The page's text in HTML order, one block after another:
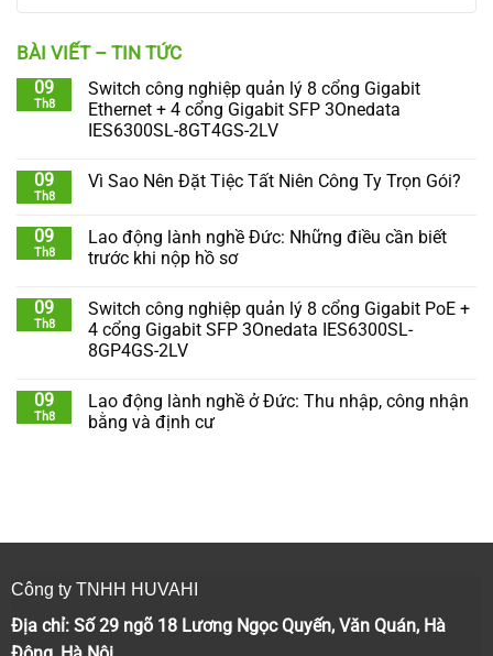
BÀI VIẾT – TIN TỨC
09
Th8
Switch công nghiệp quản lý 8 cổng Gigabit
Ethernet + 4 cổng Gigabit SFP 3Onedata
IES6300SL-8GT4GS-2LV
09
Th8
Vì Sao Nên Đặt Tiệc Tất Niên Công Ty Trọn Gói?
09
Th8
Lao động lành nghề Đức: Những điều cần biết
trước khi nộp hồ sơ
09
Th8
Switch công nghiệp quản lý 8 cổng Gigabit PoE +
4 cổng Gigabit SFP 3Onedata IES6300SL-
8GP4GS-2LV
09
Th8
Lao động lành nghề ở Đức: Thu nhập, công nhận
bằng và định cư
Công ty TNHH HUVAHI
Địa chỉ: Số 29 ngõ 18 Lương Ngọc Quyến, Văn Quán, Hà